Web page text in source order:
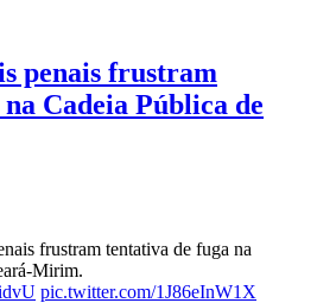
penais frustram
Cadeia Pública de
frustram tentativa de fuga na
Mirim.
pic.twitter.com/1J86eInW1X